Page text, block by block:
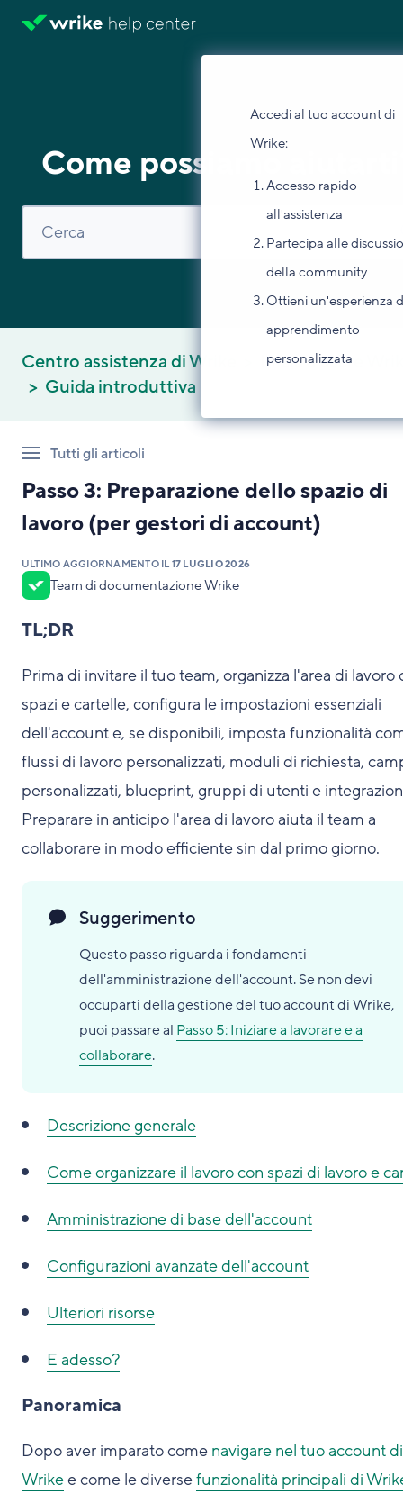
Accedi al tuo account di
Wrike:
Accesso rapido
all'assistenza
Partecipa alle
della community
Ottieni un'esperienza
apprendimento
personalizzata
Come possiamo
Centro assistenza di Wrike
Inizia a usare
Guida introduttiva
Tutti gli articoli
Passo 3: Preparazione dello spazio di
lavoro (per gestori di account)
ULTIMO AGGIORNAMENTO IL 17 LUGLIO 2026
Team di documentazione Wrike
TL;DR
Prima di invitare il tuo team, organizza l'area di lavoro
spazi e cartelle, configura le impostazioni essenziali
dell'account e, se disponibili, imposta funzionalità
flussi di lavoro personalizzati, moduli di richiesta,
personalizzati, blueprint, gruppi di utenti e
Preparare in anticipo l'area di lavoro aiuta il team a
collaborare in modo efficiente sin dal primo giorno.
Suggerimento
Questo passo riguarda i fondamenti
dell'amministrazione dell'account. Se non devi
occuparti della gestione del tuo account di Wrike,
puoi passare al Passo 5: Iniziare a lavorare e a
collaborare.
Descrizione generale
Come organizzare il lavoro con spazi di lavoro e
Amministrazione di base dell'account
Configurazioni avanzate dell'account
Ulteriori risorse
E adesso?
Panoramica
Dopo aver imparato come navigare nel tuo account di
Wrikee come le diversefunzionalità principali di